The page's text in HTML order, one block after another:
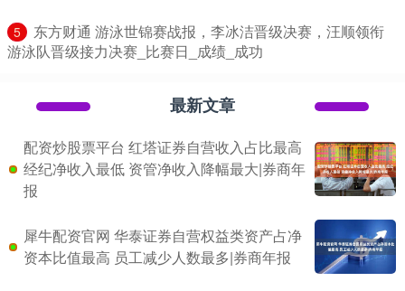
5
​东方财通 游泳世锦赛战报，李冰洁晋级决赛，汪顺领衔
游泳队晋级接力决赛_比赛日_成绩_成功
最新文章
配资炒股票平台 红塔证券自营收入占比最高
经纪净收入最低 资管净收入降幅最大|券商年
报
犀牛配资官网 华泰证券自营权益类资产占净
资本比值最高 员工减少人数最多|券商年报